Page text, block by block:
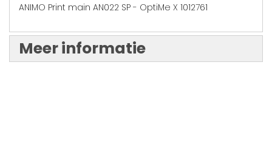
ANIMO Print main AN022 SP - OptiMe X 1012761
Meer informatie